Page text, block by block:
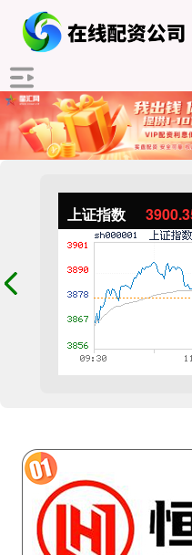
上证指数